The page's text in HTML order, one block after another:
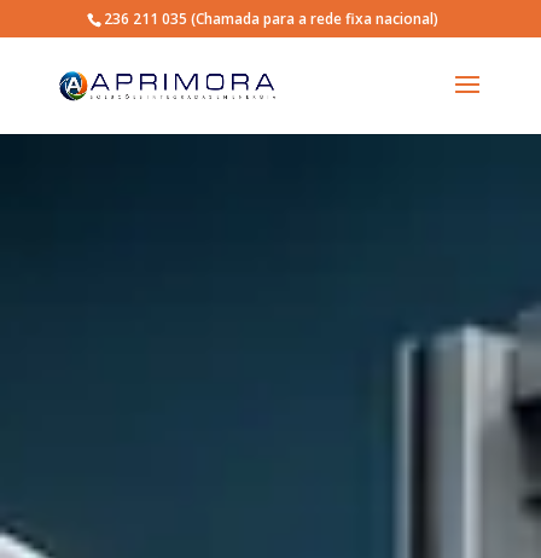
236 211 035 (Chamada para a rede fixa nacional)